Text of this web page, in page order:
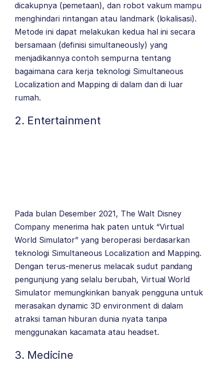
dicakupnya (pemetaan), dan robot vakum mampu
menghindari rintangan atau landmark (lokalisasi).
Metode ini dapat melakukan kedua hal ini secara
bersamaan (definisi simultaneously) yang
menjadikannya contoh sempurna tentang
bagaimana cara kerja teknologi Simultaneous
Localization and Mapping di dalam dan di luar
rumah.
2. Entertainment
Pada bulan Desember 2021, The Walt Disney
Company menerima hak paten untuk “Virtual
World Simulator” yang beroperasi berdasarkan
teknologi Simultaneous Localization and Mapping.
Dengan terus-menerus melacak sudut pandang
pengunjung yang selalu berubah, Virtual World
Simulator memungkinkan banyak pengguna untuk
merasakan dynamic 3D environment di dalam
atraksi taman hiburan dunia nyata tanpa
menggunakan kacamata atau headset.
3. Medicine